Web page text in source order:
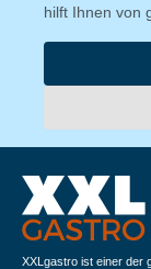
hilft Ihnen von
XXLgastro ist einer der